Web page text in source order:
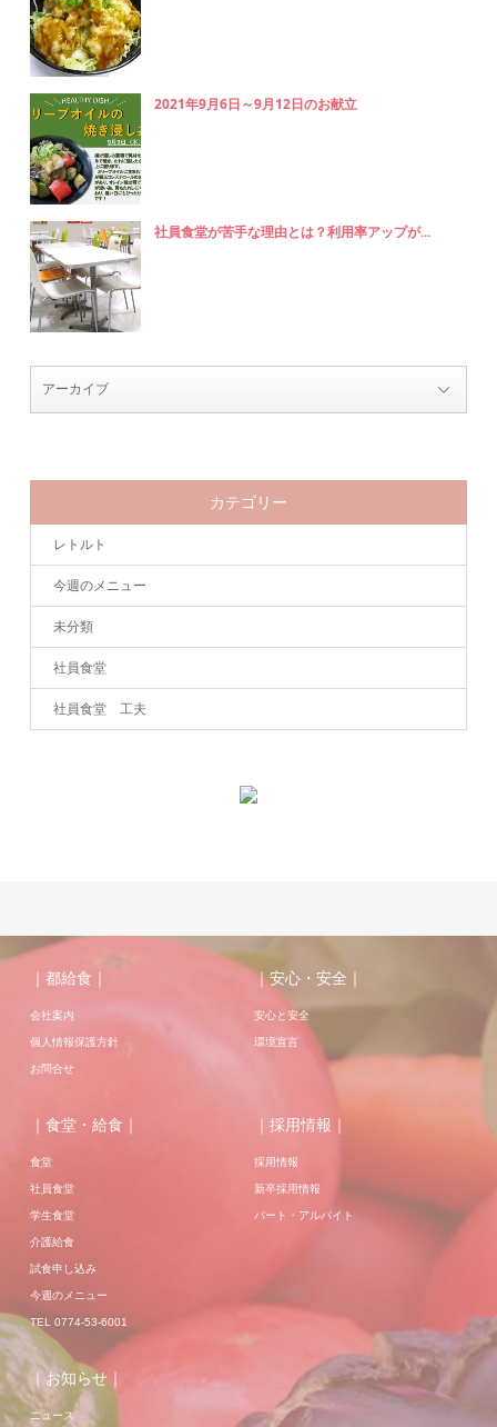
2021年9月6日～9月12日のお献立
社員食堂が苦手な理由とは？利用率アップが...
カテゴリー
レトルト
今週のメニュー
未分類
社員食堂
社員食堂 工夫
｜都給食｜
会社案内
個人情報保護方針
お問合せ
｜安心・安全｜
安心と安全
環境宣言
｜食堂・給食｜
食堂
社員食堂
学生食堂
介護給食
試食申し込み
今週のメニュー
TEL 0774-53-6001
｜採用情報｜
採用情報
新卒採用情報
パート・アルバイト
｜お知らせ｜
ニュース